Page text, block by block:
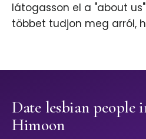
látogasson el a "about
többet tudjon meg arról,
Date lesbian people
Himoon